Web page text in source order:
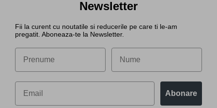
Newsletter
Fii la curent cu noutatile si reducerile pe care ti le-am
pregatit. Aboneaza-te la Newsletter.
Abonare